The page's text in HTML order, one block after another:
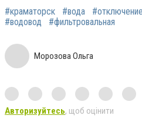
#краматорск #вода #отключение
#водовод
#фильтровальная
Морозова Ольга
Авторизуйтесь, щоб оцінити